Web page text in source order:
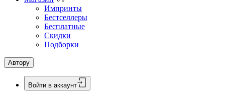
Импринты
Бестселлеры
Бесплатные
Скидки
Подборки
Автору
Войти в аккаунт